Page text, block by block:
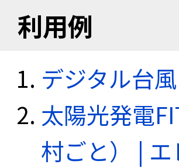
利用例
デジタル台
太陽光発電
村ごと） |